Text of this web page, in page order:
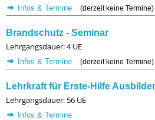
Infos & Termine (derzeit keine Termine)
Brandschutz - Seminar
Lehrgangsdauer: 4 UE
Infos & Termine (derzeit keine Termine)
Lehrkraft für Erste-Hilfe Ausbilder
Lehrgangsdauer: 56 UE
Infos & Termine